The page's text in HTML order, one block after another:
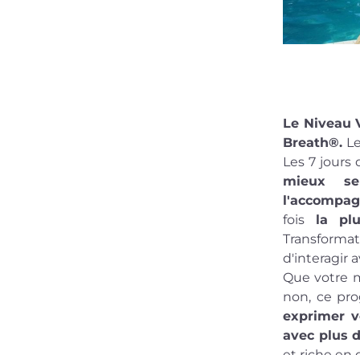
Le Niveau
Breath®.
mieux
fois la
d'interagir
Que votre
exprimer
avec plus